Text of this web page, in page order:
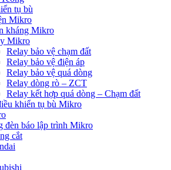
tụ bù
Mikro
kháng Mikro
Mikro
Relay bảo vệ chạm đất
Relay bảo vệ điện áp
Relay bảo vệ quá dòng
Relay dòng rò – ZCT
Relay kết hợp quá dòng – Chạm đất
khiển tụ bù Mikro
đèn báo lập trình Mikro
cắt